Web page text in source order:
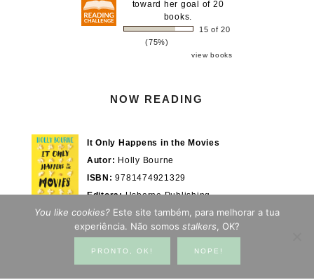
toward her goal of 20
books.
15 of 20
(75%)
view books
NOW READING
It Only Happens in the Movies
Autor: Holly Bourne
ISBN: 9781474921329
Editora:Usborne Publishing
Actualmente em:28/100%
You like cookies? Este site também, para melhorar a tua
experiência. Não somos stalkers , OK?
PRONTO, OK! NOPE!